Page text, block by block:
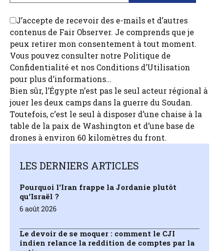
J’accepte de recevoir des e-mails et d’autres
contenus de Fair Observer. Je comprends que je
peux retirer mon consentement à tout moment.
Vous pouvez consulter notre Politique de
Confidentialité et nos Conditions d’Utilisation
pour plus d’informations…
Bien sûr, l’Égypte n’est pas le seul acteur régional à
jouer les deux camps dans la guerre du Soudan.
Toutefois, c’est le seul à disposer d’une chaise à la
table de la paix de Washington et d’une base de
drones à environ 60 kilomètres du front.
LES DERNIERS ARTICLES
Pourquoi l’Iran frappe la Jordanie plutôt
qu’Israël ?
6 août 2026
Le devoir de se moquer : comment le CJI
indien relance la reddition de comptes par la